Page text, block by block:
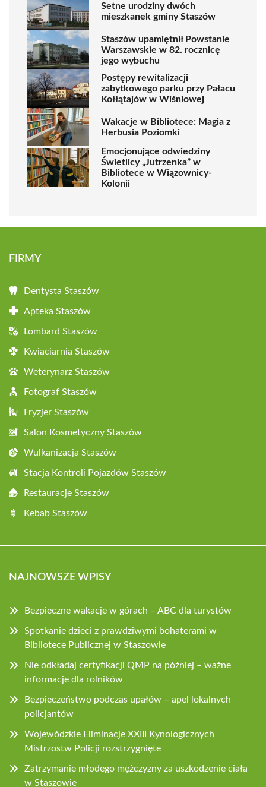
Setne urodziny dwóch
mieszkanek gminy Staszów
Staszów upamiętnił Powstanie
Warszawskie w 82. rocznicę
jego wybuchu
Postępy rewitalizacji
zabytkowego parku przy Pałacu
Kołłątajów w Wiśniowej
Wakacje w Bibliotece: Magia z
Herbusia Poziomki
Emocjonujące odwiedziny
Świetlicy „Jutrzenka” w
Bibliotece w Wiązownicy-
Kolonii
FIRMY
Dentysta Staszów
Apteka Staszów
Lombard Staszów
Kwiaciarnia Staszów
Weterynarz Staszów
Fotograf Staszów
Fryzjer Staszów
Salon Kosmetyczny Staszów
Wulkanizacja Staszów
Stacja Kontroli Pojazdów Staszów
Restauracje Staszów
Kebab Staszów
NAJNOWSZE WPISY
Bezpieczne wakacje w górach – ABC dla turystów
Spotkanie dzieci z prawdziwymi bohaterami w
Bibliotece Publicznej w Staszowie
Nie odkładaj certyfikacji QMP na później – ważne
informacje dla rolników
Bezpieczeństwo podczas upałów – apel lokalnych
policjantów
Wojewódzkie Eliminacje XXIII Kynologicznych
Mistrzostw Policji rozstrzygnięte
Zatrzymanie młodego mężczyzny za uszkodzenie ciała
w Staszowie